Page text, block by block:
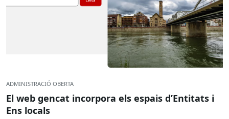
ADMINISTRACIÓ OBERTA
El web gencat incorpora els espais d’Entitats i
Ens locals